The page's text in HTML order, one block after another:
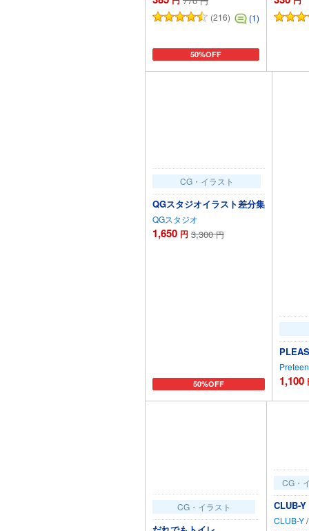
(216)
(1)
50%OFF
カートに追加
CG・イラスト
QGスタジオイラスト差分集
QGスタジオ
1,650 円 3,300 円
50%OFF
カートに追加 1,100
CG・イラスト
CG・
CLUB-
CLUB-Y/